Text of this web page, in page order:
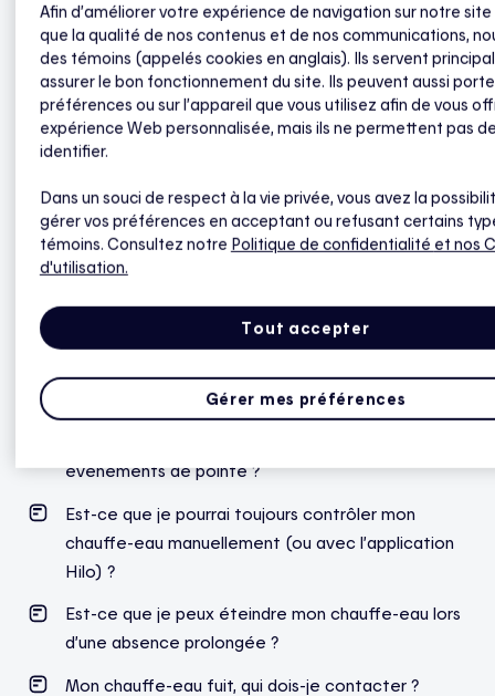
affecteravotreconsommationetvos
résultats.
Contrôleur intelligent Hilo pour chauffe-
eau
Que dois-je faire pour maximiser mes économies si
j’ai la solution intelligente Hilo pour chauffe-eau,
Est-ce que la solution intelligente Hilo pour
événements de pointe ?
Est-ce que je pourrai toujours contrôler mon
chauffe-eau manuellement (ou avec l’application
Hilo) ?
Est-ce que je peux éteindre mon chauffe-eau lors
d’une absence prolongée ?
Mon chauffe-eau fuit, qui dois-je contacter ?
Afin d’améliorer votre expérience de navigation sur notre site
que la qualité de nos contenus et de nos communications,
des témoins (appelés cookies en anglais). Ils servent
assurer le bon fonctionnement du site. Ils peuvent aussi
préférences ou sur l’appareil que vous utilisez afin de vous
expérience Web personnalisée, mais ils ne permettent pas
identifier.
Dans un souci de respect à la vie privée, vous avez la
gérer vos préférences en acceptant ou refusant certains
témoins. Consultez notre Politique de confidentialité et nos
d'utilisation.
Tout accepter
Gérer mes préférences